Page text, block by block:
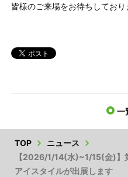
皆様のご来場をお待ちしており
一
TOP
ニュース
【2026/1/14(水)~1/15(金)】
アイスタイルが出展します